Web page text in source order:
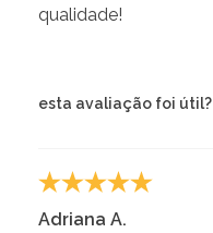
qualidade!
esta avaliação foi útil?
Adriana A.